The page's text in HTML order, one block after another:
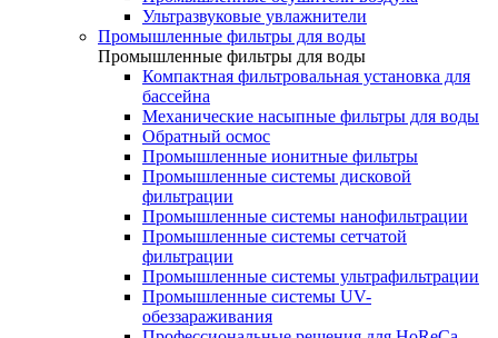
Ультразвуковые увлажнители
Промышленные фильтры для воды
Промышленные фильтры для воды
Компактная фильтровальная установка для
бассейна
Механические насыпные фильтры для воды
Обратный осмос
Промышленные ионитные фильтры
Промышленные системы дисковой
фильтрации
Промышленные системы нанофильтрации
Промышленные системы сетчатой
фильтрации
Промышленные системы ультрафильтрации
Промышленные системы UV-
обеззараживания